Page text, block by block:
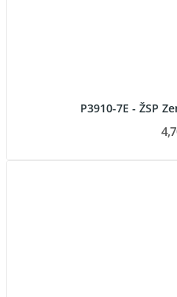
P3910-7E - ŽSP